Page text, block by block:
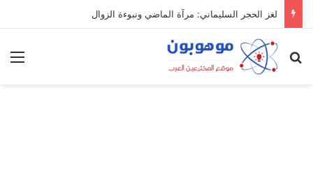
لغز الحجر السليماني: مرآة الماضي ونبوءة الزوال
بحث عن